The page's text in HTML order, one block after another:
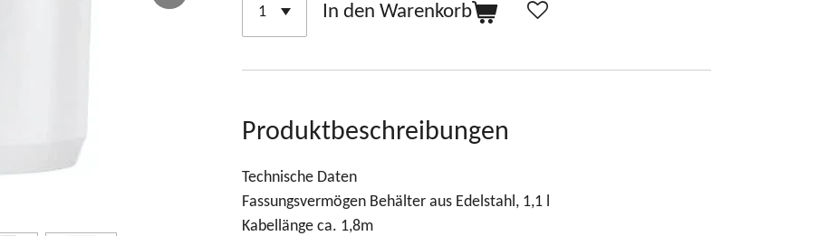
In den Warenkorb
Produktbeschreibungen
Technische Daten
Fassungsvermögen Behälter aus Edelstahl, 1,1 l
Kabellänge ca. 1,8m